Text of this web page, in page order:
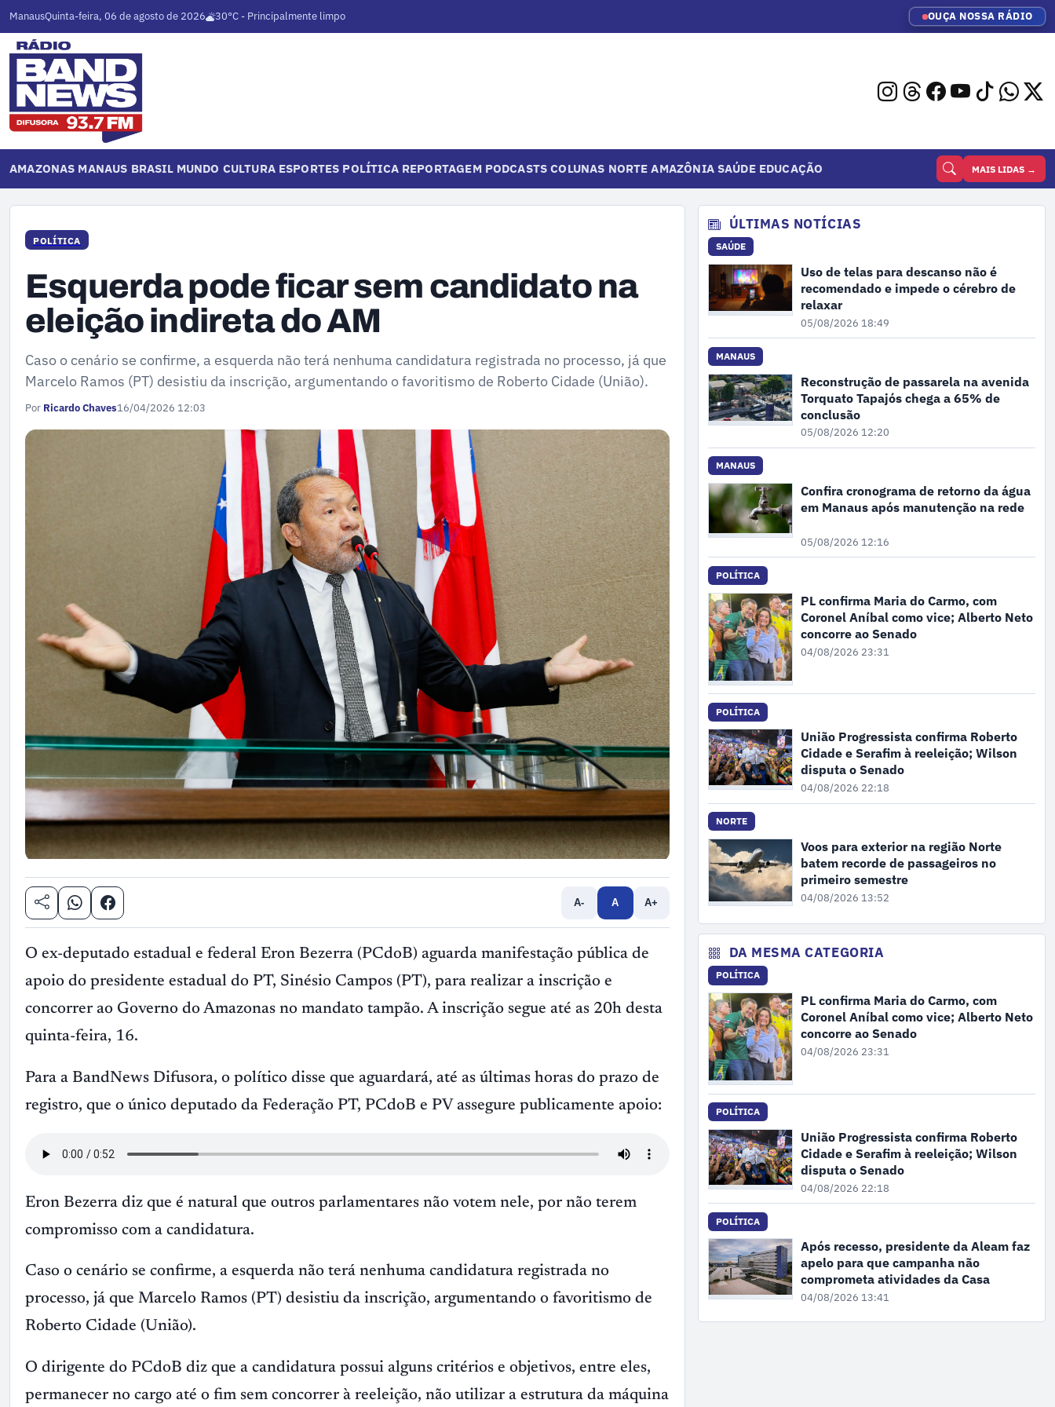
ManausQuinta-feira, 06 de agosto de 2026 30°C - Principalmente limpo OUÇA NOSSA RÁDIO
AMAZONAS MANAUS BRASIL MUNDO CULTURA ESPORTES POLÍTICA REPORTAGEM PODCASTS COLUNAS NORTE AMAZÔNIA SAÚDE EDUCAÇÃO MAIS LIDAS →
POLÍTICA
Esquerda pode ficar sem candidato na
eleição indireta do AM
Caso o cenário se confirme, a esquerda não terá nenhuma candidatura registrada no processo, já que
Marcelo Ramos (PT) desistiu da inscrição, argumentando o favoritismo de Roberto Cidade (União).
Por Ricardo Chaves16/04/2026 12:03
A- A A+
O ex-deputado estadual e federal Eron Bezerra (PCdoB) aguarda manifestação pública de
apoio do presidente estadual do PT, Sinésio Campos (PT), para realizar a inscrição e
concorrer ao Governo do Amazonas no mandato tampão. A inscrição segue até as 20h desta
quinta-feira, 16.
Para a BandNews Difusora, o político disse que aguardará, até as últimas horas do prazo de
registro, que o único deputado da Federação PT, PCdoB e PV assegure publicamente apoio:
Eron Bezerra diz que é natural que outros parlamentares não votem nele, por não terem
compromisso com a candidatura.
Caso o cenário se confirme, a esquerda não terá nenhuma candidatura registrada no
processo, já que Marcelo Ramos (PT) desistiu da inscrição, argumentando o favoritismo de
Roberto Cidade (União).
O dirigente do PCdoB diz que a candidatura possui alguns critérios e objetivos, entre eles,
permanecer no cargo até o fim sem concorrer à reeleição, não utilizar a estrutura da máquina
ÚLTIMAS NOTÍCIAS
SAÚDE
Uso de telas para descanso não é
recomendado e impede o cérebro de
relaxar
05/08/2026 18:49
MANAUS
Reconstrução de passarela na avenida
Torquato Tapajós chega a 65% de
conclusão
05/08/2026 12:20
MANAUS
Confira cronograma de retorno da água
em Manaus após manutenção na rede
05/08/2026 12:16
POLÍTICA
PL confirma Maria do Carmo, com
Coronel Aníbal como vice; Alberto Neto
concorre ao Senado
04/08/2026 23:31
POLÍTICA
União Progressista confirma Roberto
Cidade e Serafim à reeleição; Wilson
disputa o Senado
04/08/2026 22:18
NORTE
Voos para exterior na região Norte
batem recorde de passageiros no
primeiro semestre
04/08/2026 13:52
DA MESMA CATEGORIA
POLÍTICA
PL confirma Maria do Carmo, com
Coronel Aníbal como vice; Alberto Neto
concorre ao Senado
04/08/2026 23:31
POLÍTICA
União Progressista confirma Roberto
Cidade e Serafim à reeleição; Wilson
disputa o Senado
04/08/2026 22:18
POLÍTICA
Após recesso, presidente da Aleam faz
apelo para que campanha não
comprometa atividades da Casa
04/08/2026 13:41